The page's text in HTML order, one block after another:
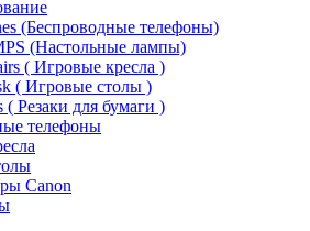
(Беспроводные телефоны)
(Настольные лампы)
( Игровые кресла )
( Игровые столы )
( Резаки для бумаги )
телефоны
Canon